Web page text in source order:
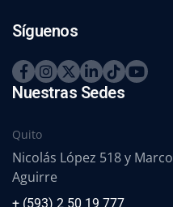
Síguenos
Nuestras Sedes
Quito
Nicolás López 518 y Marco
Aguirre
+ (593) 2 50 19 777